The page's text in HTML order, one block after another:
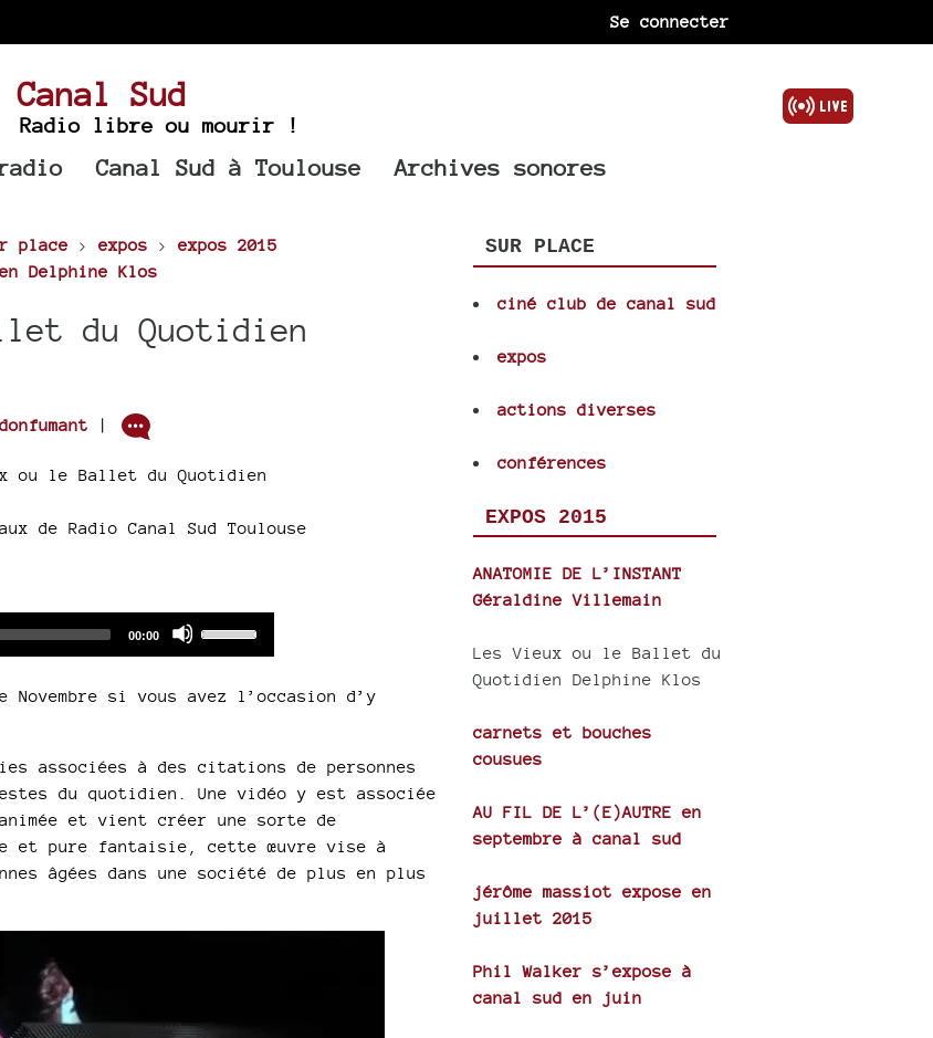
Se connecter
Canal Sud
Radio libre ou mourir !
Canal Sud à Toulouse Archives sonores
place > expos > expos 2015
Delphine Klos
du Quotidien
|
ou le Ballet du Quotidien
de Radio Canal Sud Toulouse
Total
00:00
keys
si vous avez l’occasion d’y
associées à des citations de personnes
du quotidien. Une vidéo y est associée
et vient créer une sorte de
et pure fantaisie, cette œuvre vise à
âgées dans une société de plus en plus
SUR PLACE
ciné club de canal sud
expos
actions diverses
conférences
EXPOS 2015
ANATOMIE DE L’INSTANT
Géraldine Villemain
Les Vieux ou le Ballet du
Quotidien Delphine Klos
carnets et bouches
cousues
AU FIL DE L’(E)AUTRE en
septembre à canal sud
jérôme massiot expose en
juillet 2015
Phil Walker s’expose à
canal sud en juin